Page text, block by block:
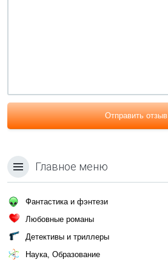
Отправить отзыв
Главное меню
Фантастика и фэнтези
Любовные романы
Детективы и триллеры
Наука, Образование